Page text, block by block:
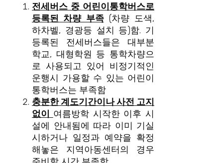
전세버스 중 어린이통학버스로
등록된 차량 부족(차량 도색,
하차벨, 경광등 설치 등)함. 기
등록된 전세버스들은 대부분
학교, 대형학원 등 통학차량으
로 사용되고 있어 비정기적인
운행시 가용할 수 있는 어린이
통학버스는 부족함
충분한 계도기간이나 사전 고지
없이 여름방학 시작한 이후 시
설에 안내됨에 따라 이미 기실
시하거나 일정과 예약을 확정
해놓은 지역아동센터의 경우